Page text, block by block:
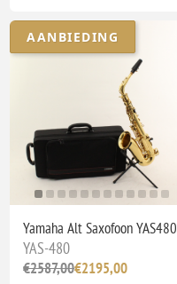
AANBIEDING
Yamaha Alt Saxofoon YAS480
YAS-480
€2587,00€2195,00